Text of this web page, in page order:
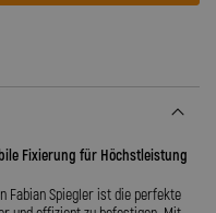
Fixierung für Höchstleistung
Fabian Spiegler ist die perfekte